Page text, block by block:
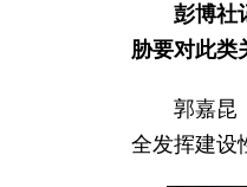
彭博社
胁要对此类
郭嘉昆
全发挥建设